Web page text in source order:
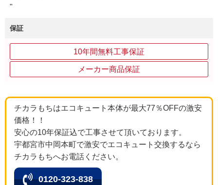
"
保証
10年間無料工事保証
メーカー商品保証
チカラもちはエコキュート本体が最大77％OFFの激安
価格！！
安心の10年保証込で工事させて頂いております。
宇都宮市中岡本町で激安でエコキュート交換するなら
チカラもちへお電話ください。
0120-323-838